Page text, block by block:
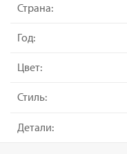
Страна:
Год:
Цвет:
Стиль:
Детали: